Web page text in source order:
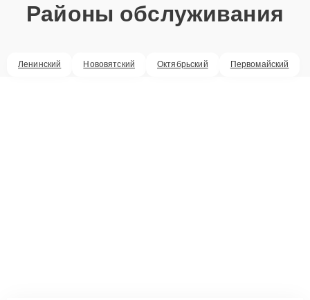
Районы обслуживания
Ленинский Нововятский Октябрьский Первомайский